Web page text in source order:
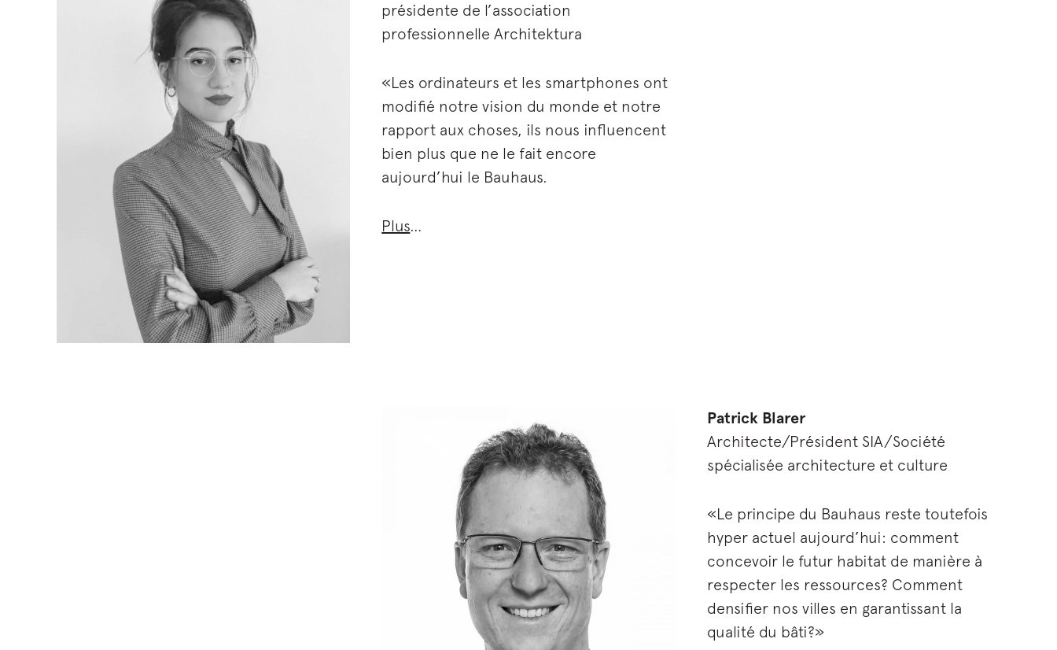
présidente de l’association
professionnelle Architektura
«Les ordinateurs et les smartphones ont
modifié notre vision du monde et notre
rapport aux choses, ils nous influencent
bien plus que ne le fait encore
aujourd’hui le Bauhaus.
Plus…
Patrick Blarer
Architecte/Président SIA/Société
spécialisée architecture et culture
«Le principe du Bauhaus reste toutefois
hyper actuel aujourd’hui: comment
concevoir le futur habitat de manière à
respecter les ressources? Comment
densifier nos villes en garantissant la
qualité du bâti?»